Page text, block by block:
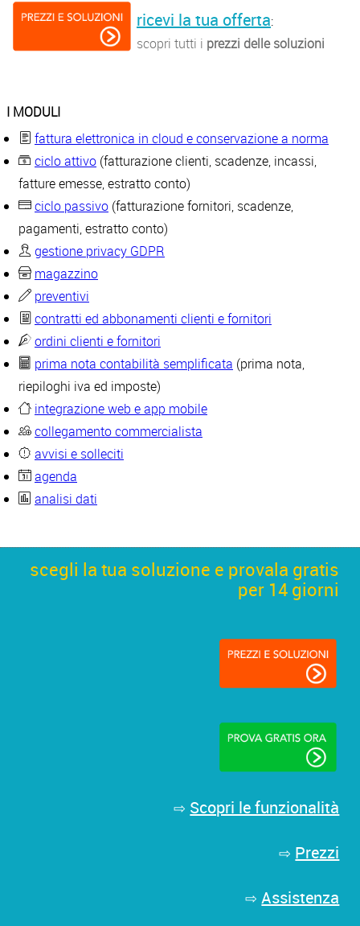
ricevi la tua offerta:
scopri tutti i prezzi delle soluzioni
I MODULI
fattura elettronica in cloud e conservazione a norma
ciclo attivo (fatturazione clienti, scadenze, incassi,
fatture emesse, estratto conto)
ciclo passivo (fatturazione fornitori, scadenze,
pagamenti, estratto conto)
gestione privacy GDPR
magazzino
preventivi
contratti ed abbonamenti clienti e fornitori
ordini clienti e fornitori
prima nota contabilità semplificata (prima nota,
riepiloghi iva ed imposte)
integrazione web e app mobile
collegamento commercialista
avvisi e solleciti
agenda
analisi dati
scegli la tua soluzione e provala gratis
per 14 giorni
⇨ Scopri le funzionalità
⇨ Prezzi
⇨ Assistenza